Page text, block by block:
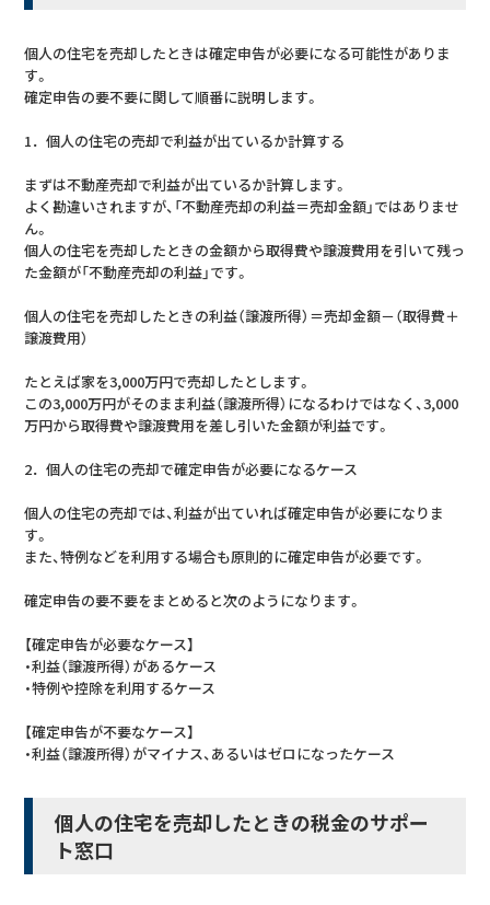
個人の住宅を売却したときは確定申告が必要になる可能性がありま
す。
確定申告の要不要に関して順番に説明します。
1．個人の住宅の売却で利益が出ているか計算する
まずは不動産売却で利益が出ているか計算します。
よく勘違いされますが、「不動産売却の利益＝売却金額」ではありませ
ん。
個人の住宅を売却したときの金額から取得費や譲渡費用を引いて残っ
た金額が「不動産売却の利益」です。
個人の住宅を売却したときの利益（譲渡所得）＝売却金額－（取得費＋
譲渡費用）
たとえば家を3,000万円で売却したとします。
この3,000万円がそのまま利益（譲渡所得）になるわけではなく、3,000
万円から取得費や譲渡費用を差し引いた金額が利益です。
2．個人の住宅の売却で確定申告が必要になるケース
個人の住宅の売却では、利益が出ていれば確定申告が必要になりま
す。
また、特例などを利用する場合も原則的に確定申告が必要です。
確定申告の要不要をまとめると次のようになります。
【確定申告が必要なケース】
・利益（譲渡所得）があるケース
・特例や控除を利用するケース
【確定申告が不要なケース】
・利益（譲渡所得）がマイナス、あるいはゼロになったケース
個人の住宅を売却したときの税金のサポー
ト窓口